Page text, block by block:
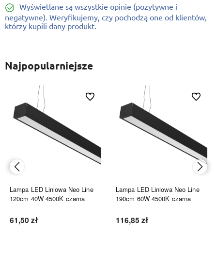
Wyświetlane są wszystkie opinie (pozytywne i
negatywne). Weryfikujemy, czy pochodzą one od klientów,
którzy kupili dany produkt.
Najpopularniejsze
Lampa LED Liniowa Neo Line
120cm 40W 4500K czarna
61,50 zł
Do ulubionych
Lampa LED Liniowa Neo Line
190cm 60W 4500K czarna
116,85 zł
Do